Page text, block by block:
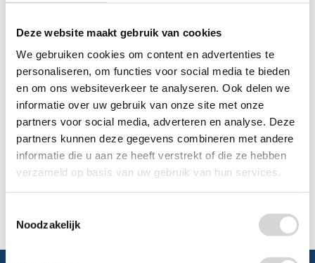
Deze website maakt gebruik van cookies
We gebruiken cookies om content en advertenties te
personaliseren, om functies voor social media te bieden
en om ons websiteverkeer te analyseren. Ook delen we
informatie over uw gebruik van onze site met onze
partners voor social media, adverteren en analyse. Deze
partners kunnen deze gegevens combineren met andere
informatie die u aan ze heeft verstrekt of die ze hebben
verzameld op basis van uw gebruik van hun services.
Noodzakelijk
Offerte aanvragen Vraag een speciale prijs op bij ons, wij
kijken naar de mogelijkheden.